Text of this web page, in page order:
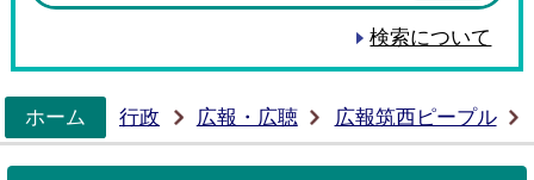
検索について
ホーム
行政 広報・広聴 広報筑西ピープル